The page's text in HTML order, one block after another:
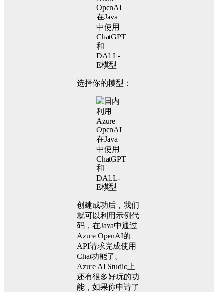
选择你的模型：
创建成功后，我们
就可以利用示例代
码，在Java中通过
Azure OpenAI的
API请求完成使用
Chat功能了。
Azure AI Studio上
还有很多好玩的功
能，如果你申请了